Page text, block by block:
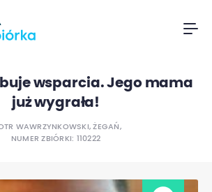
wsparcia. Jego mama
już wygrała!
WAWRZYNKOWSKI, ŻEGAŃ,
NUMER ZBIÓRKI: 110222